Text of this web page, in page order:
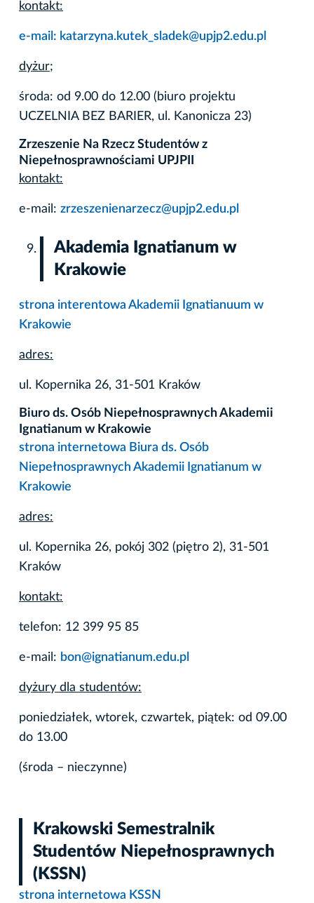
kontakt:
e-mail: katarzyna.kutek_sladek@upjp2.edu.pl
dyżur;
środa: od 9.00 do 12.00 (biuro projektu
UCZELNIA BEZ BARIER, ul. Kanonicza 23)
Zrzeszenie Na Rzecz Studentów z
Niepełnosprawnościami UPJPII
kontakt:
e-mail: zrzeszenienarzecz@upjp2.edu.pl
Akademia Ignatianum w
Krakowie
strona interentowa Akademii Ignatianuum w
Krakowie
adres:
ul. Kopernika 26, 31-501 Kraków
Biuro ds. Osób Niepełnosprawnych Akademii
Ignatianum w Krakowie
strona internetowa Biura ds. Osób
Niepełnosprawnych Akademii Ignatianum w
Krakowie
adres:
ul. Kopernika 26, pokój 302 (piętro 2), 31-501
Kraków
kontakt:
telefon: 12 399 95 85
e-mail: bon@ignatianum.edu.pl
dyżury dla studentów:
poniedziałek, wtorek, czwartek, piątek: od 09.00
do 13.00
(środa – nieczynne)
Krakowski Semestralnik
Studentów Niepełnosprawnych
(KSSN)
strona internetowa KSSN